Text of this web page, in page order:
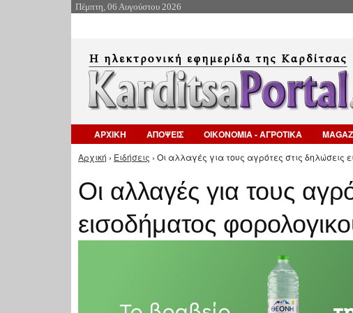
Πέμπτη, 06 Αυγούστου 2026
ΑΡΧΙΚΗ ΑΠΟΨΕΙΣ ΟΙΚΟΝΟΜΙΑ - ΑΓΡΟΤΙΚΑ
Είστε εδώ
Αρχική › Ειδήσεις › Οι αλλαγές για τους αγρότες στις δηλώσεις
Οι αλλαγές για τους
εισοδήματος